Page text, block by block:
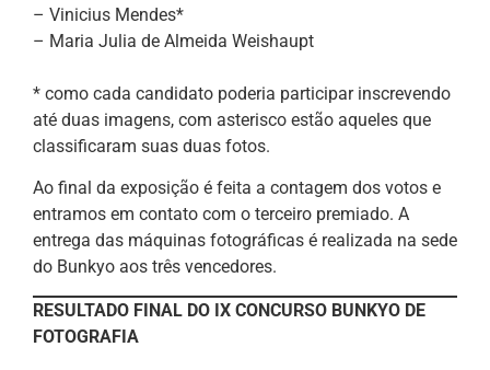
– Vinicius Mendes*
– Maria Julia de Almeida Weishaupt
* como cada candidato poderia participar inscrevendo
até duas imagens, com asterisco estão aqueles que
classificaram suas duas fotos.
Ao final da exposição é feita a contagem dos votos e
entramos em contato com o terceiro premiado. A
entrega das máquinas fotográficas é realizada na sede
do Bunkyo aos três vencedores.
RESULTADO FINAL DO IX CONCURSO BUNKYO DE
FOTOGRAFIA